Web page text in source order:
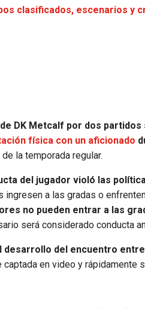
clasificados, escenarios y
de DK Metcalf por dos
física con un aficionado
la temporada regular.
del jugador violó las
a las gradas o
no pueden entrar a las
será considerado conducta
del encuentro
captada en video y rápidamente